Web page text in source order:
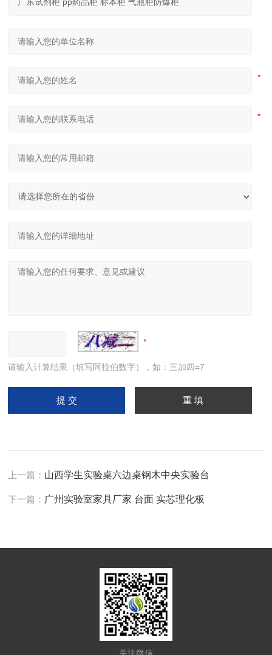
请输入计算结果（填写阿拉伯数字），如：三加四=7
上一篇： 山西学生实验桌六边桌钢木中央实验台
下一篇： 广州实验室家具厂家 台面 实芯理化板